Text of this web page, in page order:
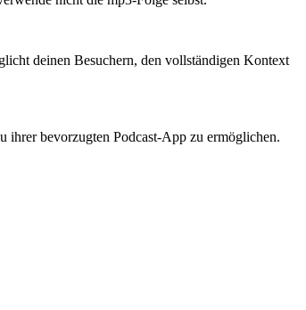
deinen Besuchern, den vollständigen Kontext
bevorzugten Podcast-App zu ermöglichen.